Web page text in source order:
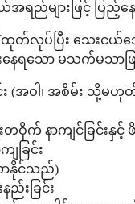
ယ်အရည်များဖြင့် ပြ
ျွဲထုတ်လုပ်ပြီး သေးငယ်
ရသော မသက်မသာဖြ
င်း (အဝါ၊ အစိမ်း သို့မဟု
ဝိုက် နာကျင်ခြင်းနှင့် ဖိ
ခြင်း
ာနိုင်သည်)
ည်းခြင်း